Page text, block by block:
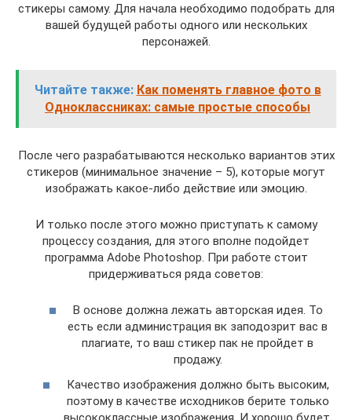
стикеры самому. Для начала необходимо подобрать для
вашей будущей работы одного или нескольких
персонажей.
Читайте также: Как поменять главное фото в
Одноклассниках: самые простые способы
После чего разрабатываются несколько вариантов этих
стикеров (минимальное значение – 5), которые могут
изображать какое-либо действие или эмоцию.
И только после этого можно приступать к самому
процессу создания, для этого вполне подойдет
программа Adobe Photoshop. При работе стоит
придерживаться ряда советов:
В основе должна лежать авторская идея. То
есть если администрация вк заподозрит вас в
плагиате, то ваш стикер пак не пройдет в
продажу.
Качество изображения должно быть высоким,
поэтому в качестве исходников берите только